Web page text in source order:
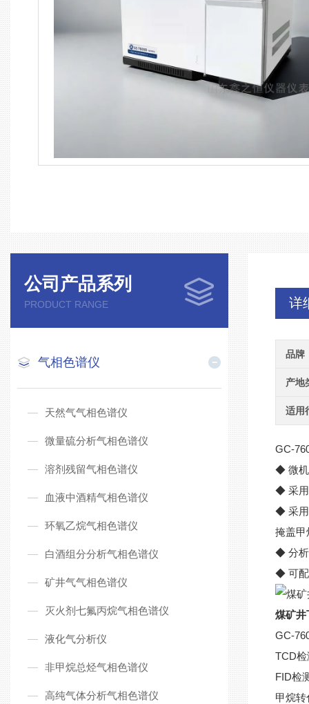
公司产品系列
PRODUCT RANGE
气相色谱仪
天然气气相色谱仪
微量硫分析气相色谱仪
溶剂残留气相色谱仪
血液中酒精气相色谱仪
环氧乙烷气相色谱仪
白酒组分分析气相色谱仪
矿井气气相色谱仪
灭火剂七氟丙烷气相色谱仪
液化气分析仪
非甲烷总烃气相色谱仪
高纯气体分析气相色谱仪
详
品牌
产地
适用
GC-
◆ 微机
◆ 采用
◆ 采用
掩盖甲
◆ 分析
◆ 可配
煤矿井
GC-
TCD
FID检
甲烷转